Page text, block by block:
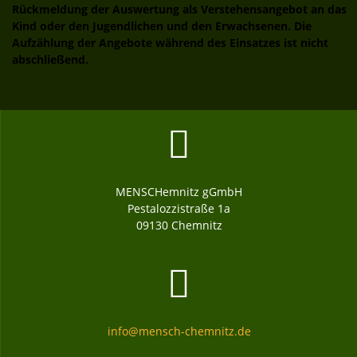
Rückmeldung der Auswertung als Verstehensangebot an das
Kind oder den Jugendlichen und den Erwachsenen. Die
Aufzählung der Angebote während des Einsatzes ist nicht
abschließend.
MENSCHemnitz gGmbH
Pestalozzistraße 1a
09130 Chemnitz
info@mensch-chemnitz.de